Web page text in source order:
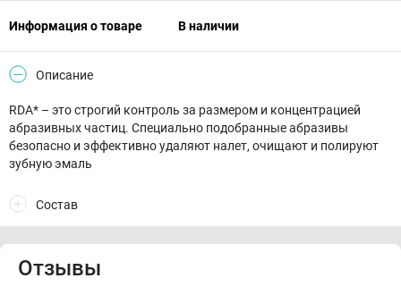
Информация о товаре В наличии
Описание
RDA* – это строгий контроль за размером и концентрацией
абразивных частиц. Специально подобранные абразивы
безопасно и эффективно удаляют налет, очищают и полируют
зубную эмаль
Состав
Отзывы